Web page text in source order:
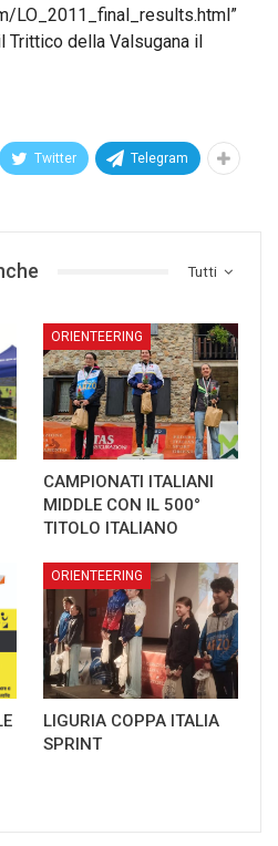
LO_2011_final_results.html”
Trittico della Valsugana il
Twitter Telegram
Tutti
ORIENTEERING
CAMPIONATI ITALIANI
MIDDLE CON IL 500°
TITOLO ITALIANO
ORIENTEERING
LIGURIA COPPA ITALIA
SPRINT